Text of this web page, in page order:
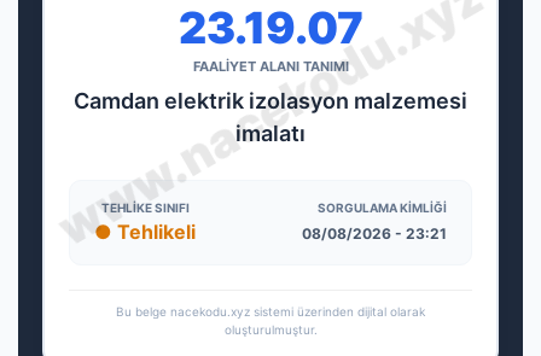
23.19.07
FAALİYET ALANI TANIMI
Camdan elektrik izolasyon malzemesi
imalatı
TEHLIKE SINIFI
● Tehlikeli
SORGULAMA KIMLIĞI
08/08/2026 - 23:21
Bu belge nacekodu.xyz sistemi üzerinden dijital olarak
oluşturulmuştur.